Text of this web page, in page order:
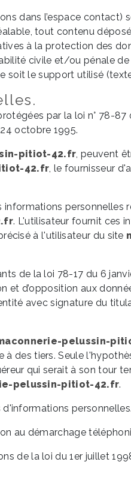
dans l’espace
tout contenu
à la protection des
civile et/ou pénale
soit le support utilisé
par la loi n° 78-
octobre 1995.
pitiot-42.fr, peuvent
42.fr, le fournisseur
personnelles
. L'utilisateur fournit ces
à l'utilisateur du site
de la loi 78-17 du 6
et d’opposition aux
avec signature du
pelussin-
des tiers. Seule
qui serait à son tour
pelussin-pitiot-42.fr.
personnelles.
au démarchage
de la loi du 1er juillet